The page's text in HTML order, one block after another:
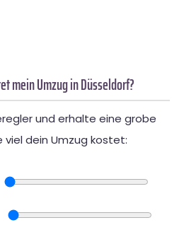
mein Umzug in Düsseldorf?
und erhalte eine grobe
viel dein Umzug kostet: